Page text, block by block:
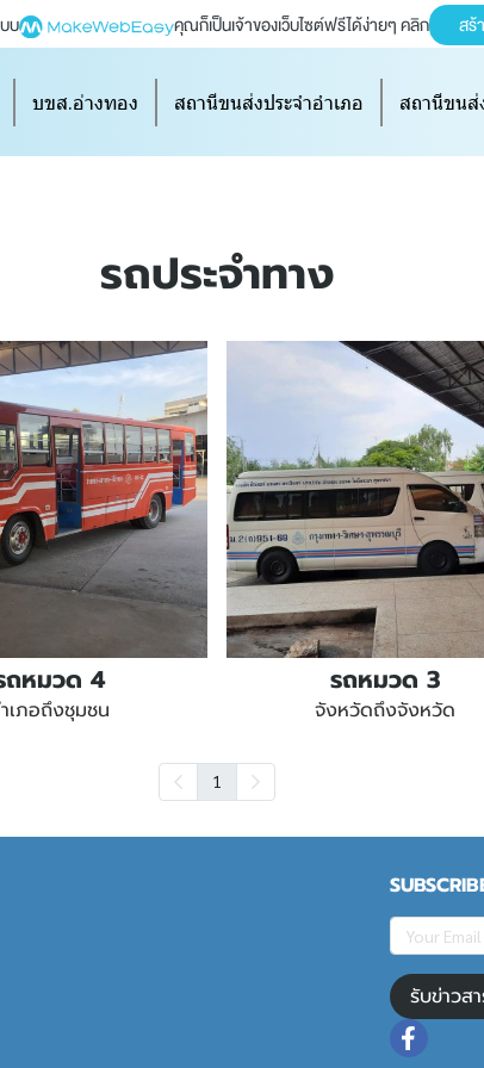
บ คุณก็เป็นเจ้าของเว็บไซต์ฟรีได้ง่ายๆ คลิก สร้
บขส.อ่างทอง สถานีขนส่งประจำอำเภอ สถานีขนส่
รถประจำทาง
ถหมวด 4
เภอถึงชุมชน
รถหมวด 3
จังหวัดถึงจังหวัด
1
รับข่าวส